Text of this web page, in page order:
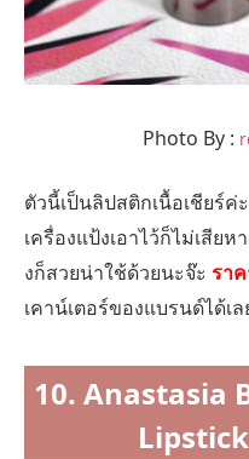
Photo By :
ตัวนี้เป็นลิปสติกเนื้อเชียร์
เครื่องแป้งเอาไว้ก็ไม่เสีย
งก็สวยน่าใช้ด้วยนะจ๊ะ รา
เคาน์เตอร์ของแบรนด์ได้
10. Anastasia